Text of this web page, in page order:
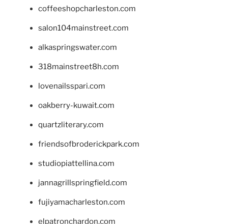
coffeeshopcharleston.com
salon104mainstreet.com
alkaspringswater.com
318mainstreet8h.com
lovenailsspari.com
oakberry-kuwait.com
quartzliterary.com
friendsofbroderickpark.com
studiopiattellina.com
jannagrillspringfield.com
fujiyamacharleston.com
elpatronchardon.com